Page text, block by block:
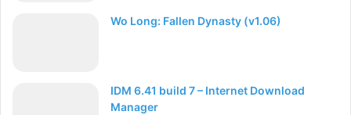
Wo Long: Fallen Dynasty (v1.06)
IDM 6.41 build 7 – Internet Download
Manager